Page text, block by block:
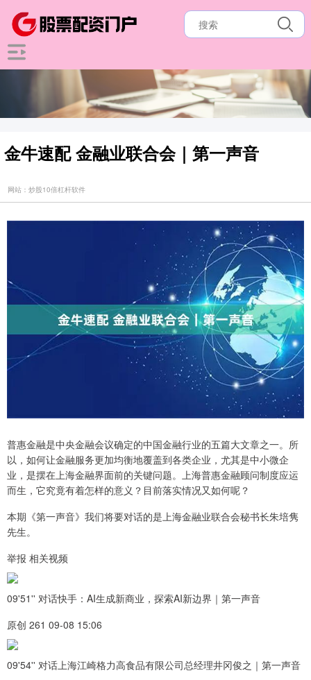
金牛速配 金融业联合会｜第一声音
网站：炒股10倍杠杆软件
普惠金融是中央金融会议确定的中国金融行业的五篇大文章之一。所
以，如何让金融服务更加均衡地覆盖到各类企业，尤其是中小微企
业，是摆在上海金融界面前的关键问题。上海普惠金融顾问制度应运
而生，它究竟有着怎样的意义？目前落实情况又如何呢？
本期《第一声音》我们将要对话的是上海金融业联合会秘书长朱培隽
先生。
举报 相关视频
09'51'' 对话快手：AI生成新商业，探索AI新边界｜第一声音
原创 261 09-08 15:06
09'54'' 对话上海江崎格力高食品有限公司总经理井冈俊之｜第一声音